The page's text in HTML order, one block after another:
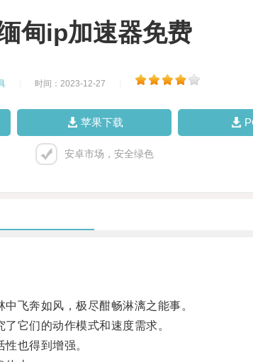
甸ip加速器免费
时间：2023-12-27
苹果下载
安卓市场，安全绿色
飞奔如风，极尽酣畅淋漓之能事。
它们的动作模式和速度需求。
也得到增强。